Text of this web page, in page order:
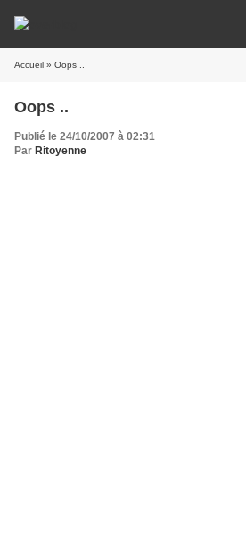
Accueil » Oops ..
Oops ..
Publié le 24/10/2007 à 02:31
Par Ritoyenne